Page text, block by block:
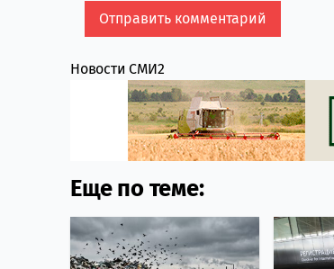
Новости СМИ2
Еще по теме: